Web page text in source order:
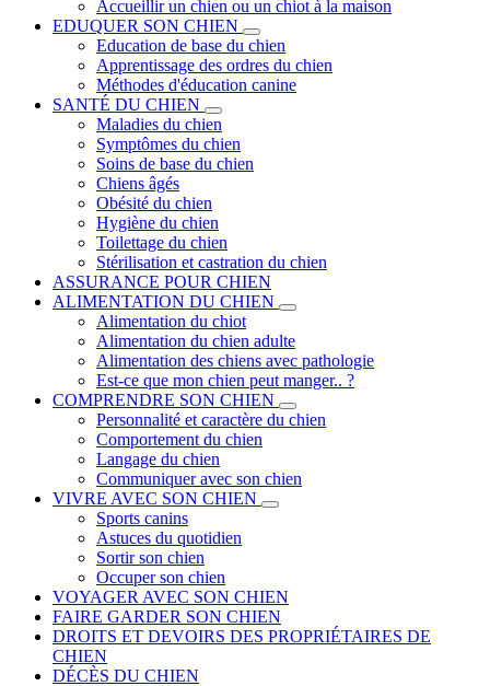
Accueillir un chien ou un chiot à la maison
EDUQUER SON CHIEN
Education de base du chien
Apprentissage des ordres du chien
Méthodes d'éducation canine
SANTÉ DU CHIEN
Maladies du chien
Symptômes du chien
Soins de base du chien
Chiens âgés
Obésité du chien
Hygiène du chien
Toilettage du chien
Stérilisation et castration du chien
ASSURANCE POUR CHIEN
ALIMENTATION DU CHIEN
Alimentation du chiot
Alimentation du chien adulte
Alimentation des chiens avec pathologie
Est-ce que mon chien peut manger.. ?
COMPRENDRE SON CHIEN
Personnalité et caractère du chien
Comportement du chien
Langage du chien
Communiquer avec son chien
VIVRE AVEC SON CHIEN
Sports canins
Astuces du quotidien
Sortir son chien
Occuper son chien
VOYAGER AVEC SON CHIEN
FAIRE GARDER SON CHIEN
DROITS ET DEVOIRS DES PROPRIÉTAIRES DE
CHIEN
DÉCÈS DU CHIEN